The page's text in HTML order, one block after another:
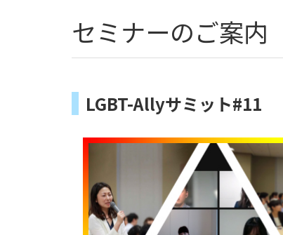
セミナーのご案内
LGBT-Allyサミット#11